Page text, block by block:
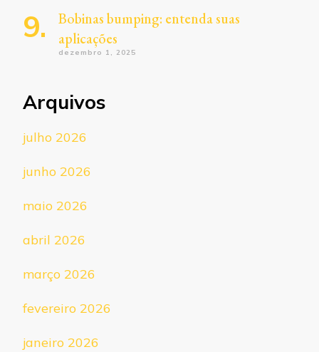
Bobinas bumping: entenda suas
aplicações
dezembro 1, 2025
Arquivos
julho 2026
junho 2026
maio 2026
abril 2026
março 2026
fevereiro 2026
janeiro 2026